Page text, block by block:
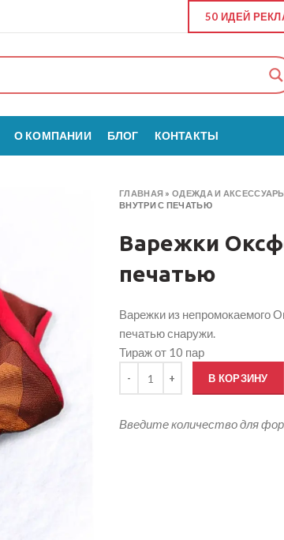
50 ИДЕЙ
О КОМПАНИИ БЛОГ КОНТАКТЫ
ГЛАВНАЯ »ОДЕЖДА И
ВНУТРИ С ПЕЧАТЬЮ
Варежки
печатью
Варежки из непромокаемого
печатью снаружи.
Тираж от 10 пар
В КОРЗИНУ
Введите количество для